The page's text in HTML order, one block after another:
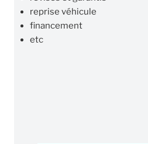
reprise véhicule
financement
etc